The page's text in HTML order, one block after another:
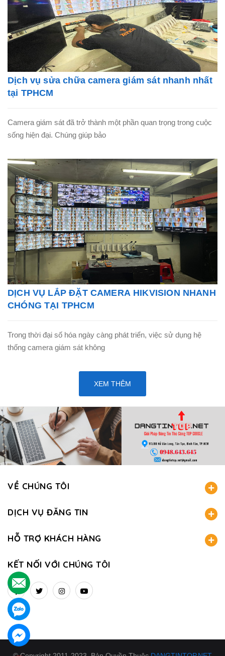
Dịch vụ sửa chữa camera giám sát nhanh nhất
tại TPHCM
Camera giám sát đã trở thành một phần quan trọng trong cuộc
sống hiện đại. Chúng giúp bảo
DỊCH VỤ LẮP ĐẶT CAMERA HIKVISION NHANH
CHÓNG TẠI TPHCM
Trong thời đại số hóa ngày càng phát triển, việc sử dụng hệ
thống camera giám sát không
XEM THÊM
VỀ CHÚNG TÔI
DỊCH VỤ ĐĂNG TIN
HỖ TRỢ KHÁCH HÀNG
KẾT NỐI VỚI CHÚNG TÔI
.
.
.